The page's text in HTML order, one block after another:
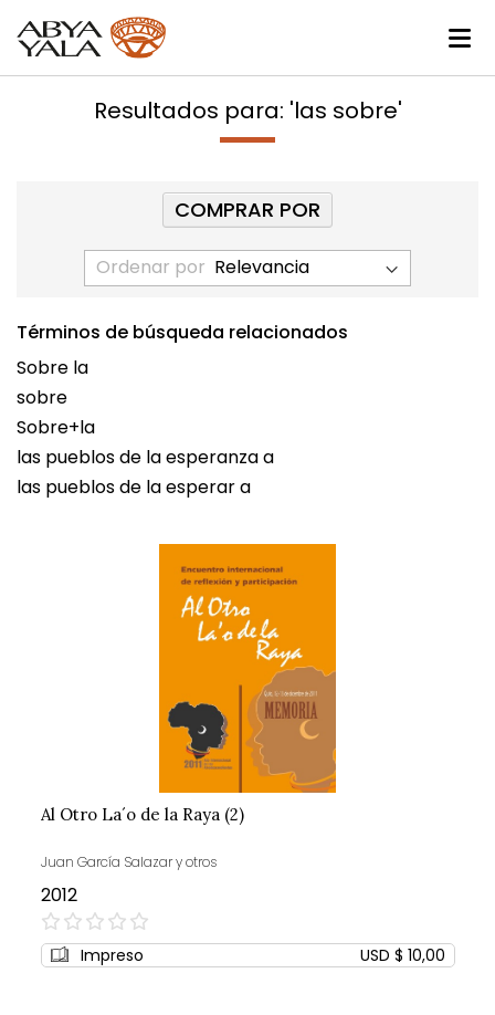
Resultados para: 'las sobre'
Ordenar por
Términos de búsqueda relacionados
Sobre la
sobre
Sobre+la
las pueblos de la esperanza a
las pueblos de la esperar a
Al Otro La´o de la Raya (2)
Juan García Salazar y otros
2012
0%
Impreso USD $ 10,00
COMPRAR POR